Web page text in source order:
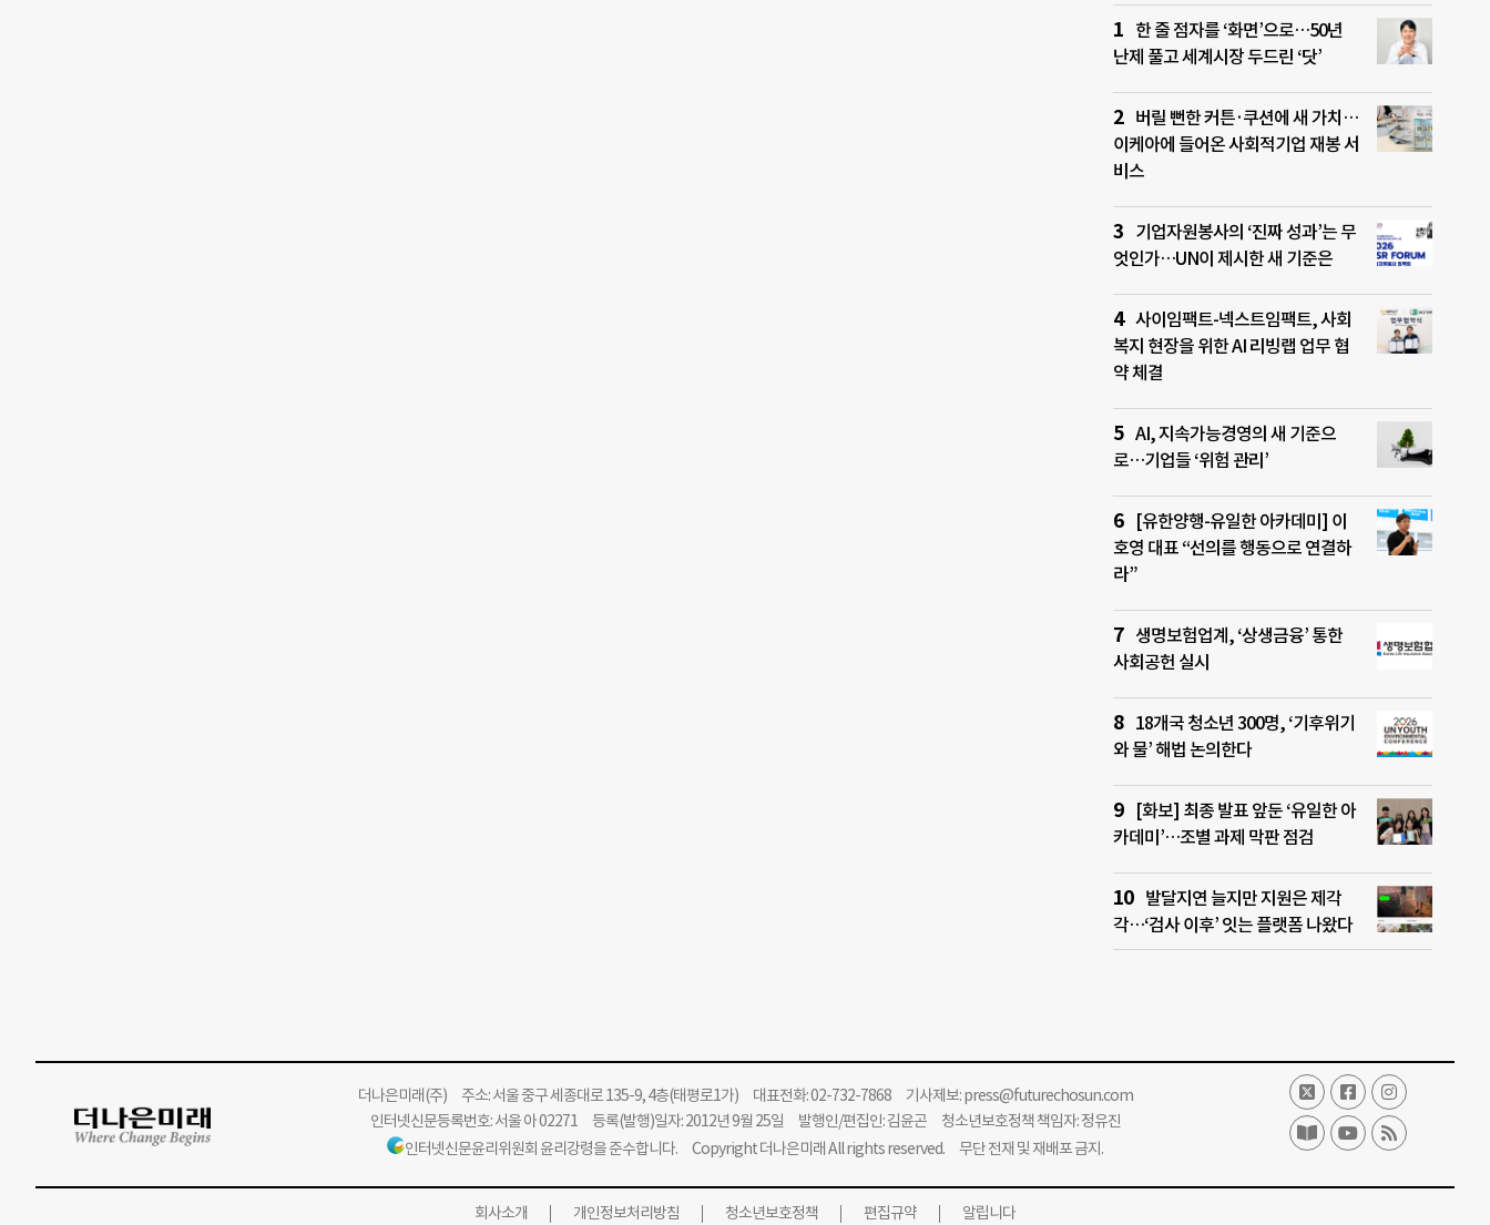
한 줄 점자를 ‘화면’으로…50년
난제 풀고 세계시장 두드린 ‘닷’
버릴 뻔한 커튼·쿠션에 새 가치…
이케아에 들어온 사회적기업 재봉 서
비스
기업자원봉사의 ‘진짜 성과’는 무
엇인가…UN이 제시한 새 기준은
사이임팩트-넥스트임팩트, 사회
복지 현장을 위한 AI 리빙랩 업무 협
약 체결
AI, 지속가능경영의 새 기준으
로…기업들 ‘위험 관리’
[유한양행-유일한 아카데미] 이
호영 대표 “선의를 행동으로 연결하
라”
생명보험업계, ‘상생금융’ 통한
사회공헌 실시
18개국 청소년 300명, ‘기후위기
와 물’ 해법 논의한다
[화보] 최종 발표 앞둔 ‘유일한 아
카데미’…조별 과제 막판 점검
발달지연 늘지만 지원은 제각
각…‘검사 이후’ 잇는 플랫폼 나왔다
더나은미래(주)주소: 서울 중구 세종대로 135-9, 4층(태평로1가) 대표전화: 02-732-7868 기사제보:press@futurechosun.com
인터넷신문등록번호: 서울 아 02271 등록(발행)일자: 2012년 9월 25일 발행인/편집인: 김윤곤 청소년보호정책 책임자: 정유진
인터넷신문윤리위원회 윤리강령을 준수합니다. Copyright 더나은미래 All rights reserved. 무단 전재 및 재배포 금지.
회사소개 개인정보처리방침 청소년보호정책 편집규약 알립니다